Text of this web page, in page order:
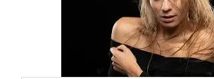
BEGINNERS
EN
GEVORDERDEN